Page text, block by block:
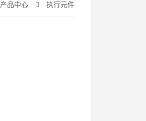
产品中心 执行元件